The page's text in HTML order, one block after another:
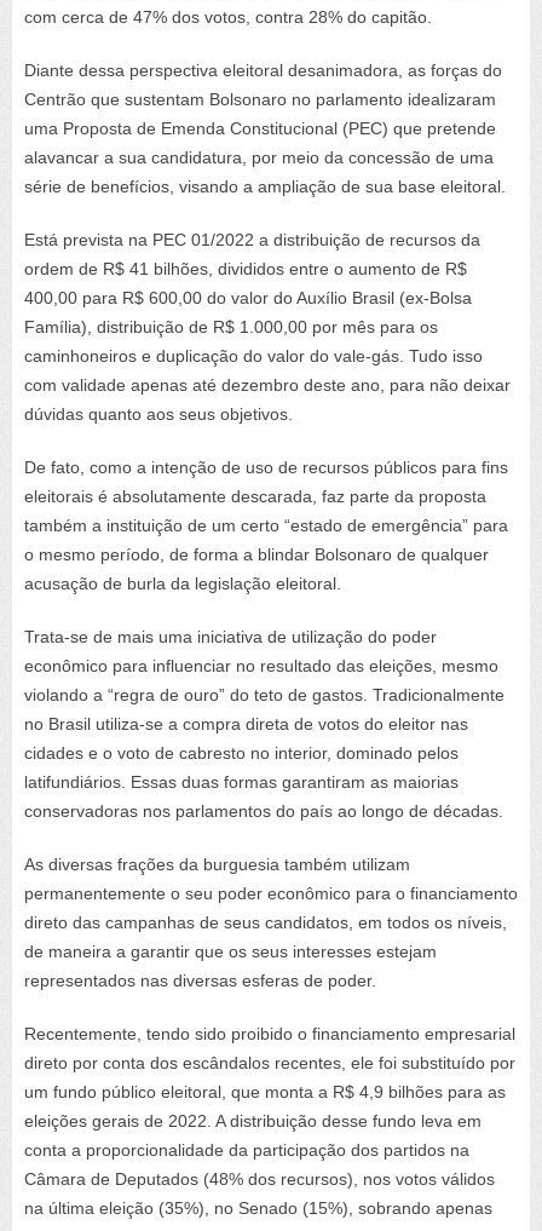
com cerca de 47% dos votos, contra 28% do capitão.
Diante dessa perspectiva eleitoral desanimadora, as forças do
Centrão que sustentam Bolsonaro no parlamento idealizaram
uma Proposta de Emenda Constitucional (PEC) que pretende
alavancar a sua candidatura, por meio da concessão de uma
série de benefícios, visando a ampliação de sua base eleitoral.
Está prevista na PEC 01/2022 a distribuição de recursos da
ordem de R$ 41 bilhões, divididos entre o aumento de R$
400,00 para R$ 600,00 do valor do Auxílio Brasil (ex-Bolsa
Família), distribuição de R$ 1.000,00 por mês para os
caminhoneiros e duplicação do valor do vale-gás. Tudo isso
com validade apenas até dezembro deste ano, para não deixar
dúvidas quanto aos seus objetivos.
De fato, como a intenção de uso de recursos públicos para fins
eleitorais é absolutamente descarada, faz parte da proposta
também a instituição de um certo “estado de emergência” para
o mesmo período, de forma a blindar Bolsonaro de qualquer
acusação de burla da legislação eleitoral.
Trata-se de mais uma iniciativa de utilização do poder
econômico para influenciar no resultado das eleições, mesmo
violando a “regra de ouro” do teto de gastos. Tradicionalmente
no Brasil utiliza-se a compra direta de votos do eleitor nas
cidades e o voto de cabresto no interior, dominado pelos
latifundiários. Essas duas formas garantiram as maiorias
conservadoras nos parlamentos do país ao longo de décadas.
As diversas frações da burguesia também utilizam
permanentemente o seu poder econômico para o financiamento
direto das campanhas de seus candidatos, em todos os níveis,
de maneira a garantir que os seus interesses estejam
representados nas diversas esferas de poder.
Recentemente, tendo sido proibido o financiamento empresarial
direto por conta dos escândalos recentes, ele foi substituído por
um fundo público eleitoral, que monta a R$ 4,9 bilhões para as
eleições gerais de 2022. A distribuição desse fundo leva em
conta a proporcionalidade da participação dos partidos na
Câmara de Deputados (48% dos recursos), nos votos válidos
na última eleição (35%), no Senado (15%), sobrando apenas